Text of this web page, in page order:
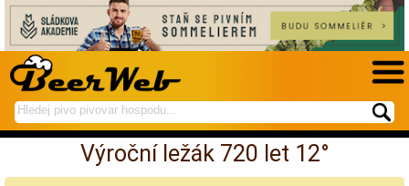
hledej
na
spustí
hledání
Výroční ležák 720 let 12°